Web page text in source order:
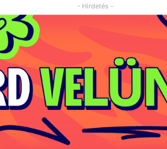
- Hirdetés -